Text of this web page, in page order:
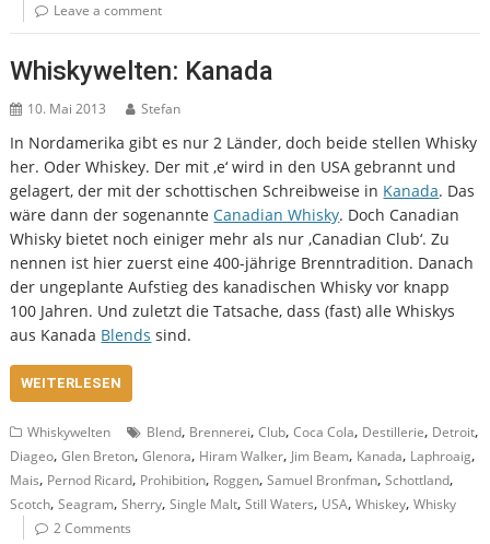
Leave a comment
Whiskywelten: Kanada
10. Mai 2013 Stefan
In Nordamerika gibt es nur 2 Länder, doch beide stellen Whisky
her. Oder Whiskey. Der mit ‚e‘ wird in den USA gebrannt und
gelagert, der mit der schottischen Schreibweise in Kanada. Das
wäre dann der sogenannteCanadian Whisky. Doch Canadian
Whisky bietet noch einiger mehr als nur ‚Canadian Club‘. Zu
nennen ist hier zuerst eine 400-jährige Brenntradition. Danach
der ungeplante Aufstieg des kanadischen Whisky vor knapp
100 Jahren. Und zuletzt die Tatsache, dass (fast) alle Whiskys
aus Kanada Blends sind.
WEITERLESEN
Whiskywelten Blend, Brennerei,Club,Coca Cola, Destillerie, Detroit,
Diageo,Glen Breton,Glenora, Hiram Walker, Jim Beam, Kanada, Laphroaig,
Mais, Pernod Ricard, Prohibition, Roggen,Samuel Bronfman,Schottland,
Scotch,Seagram,Sherry,Single Malt,Still Waters, USA,Whiskey,Whisky
2 Comments